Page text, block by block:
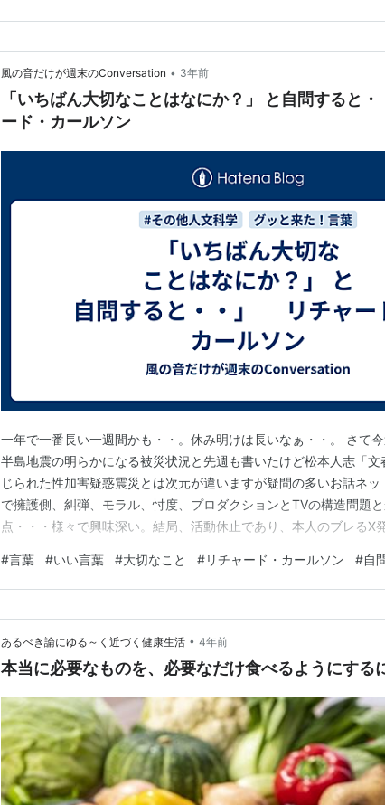
風の音だけが週末のConversation • 3年前
「いちばん大切なことはなにか？」 と自問すると・・」 リ
ード・カールソン
一年で一番長い一週間かも・・。休み明けは長いなぁ・・。 さて
半島地震の明らかになる被災状況と先週も書いたけど松本人志「文
じられた性加害疑惑震災とは次元が違いますが疑問の多いお話ネ
で擁護側、糾弾、モラル、忖度、プロダクションとTVの構造問題
点・・・様々で興味深い。結局、活動休止であり、本人のブレるX
ーズの時と同じ。最後ぐらい王様らしくカッコつけて下さいって感
何かいろいろと仕事を手伝って貰って何とか帳尻あった感じ松本…
#言葉 #いい言葉 #大切なこと #リチャード・カールソン #自
あるべき論にゆる～く近づく健康生活 • 4年前
本当に必要なものを、必要なだけ食べるようにする